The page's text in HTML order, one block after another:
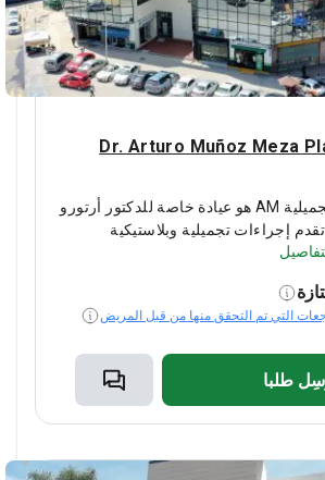
Dr. Arturo Muñoz Meza
مركز الجراحة التجميلية AM هو عيادة خاصة للدكتور أرتورو
إجراءات تجميلية وبلاستيكية
من الولايات المتحدة الأمريكية
وترميم ما بعد الأمومة وشد البطن.
عامًا الماضية ، لم تحدث أي مضاعفات
طلبا